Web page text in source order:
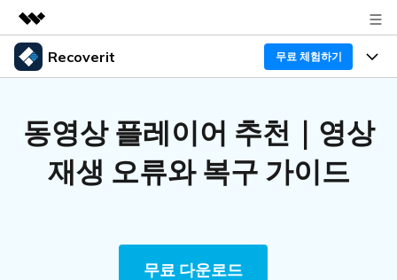
주요 제품
유틸리티
개요
솔루션
회사 소개
Recoverit 무료 체험하기
Recoverit - Windows 버전
외장 저장장치 복구
동영상 플레이어 추천｜영상
재생 오류와 복구 가이드
무료 다운로드